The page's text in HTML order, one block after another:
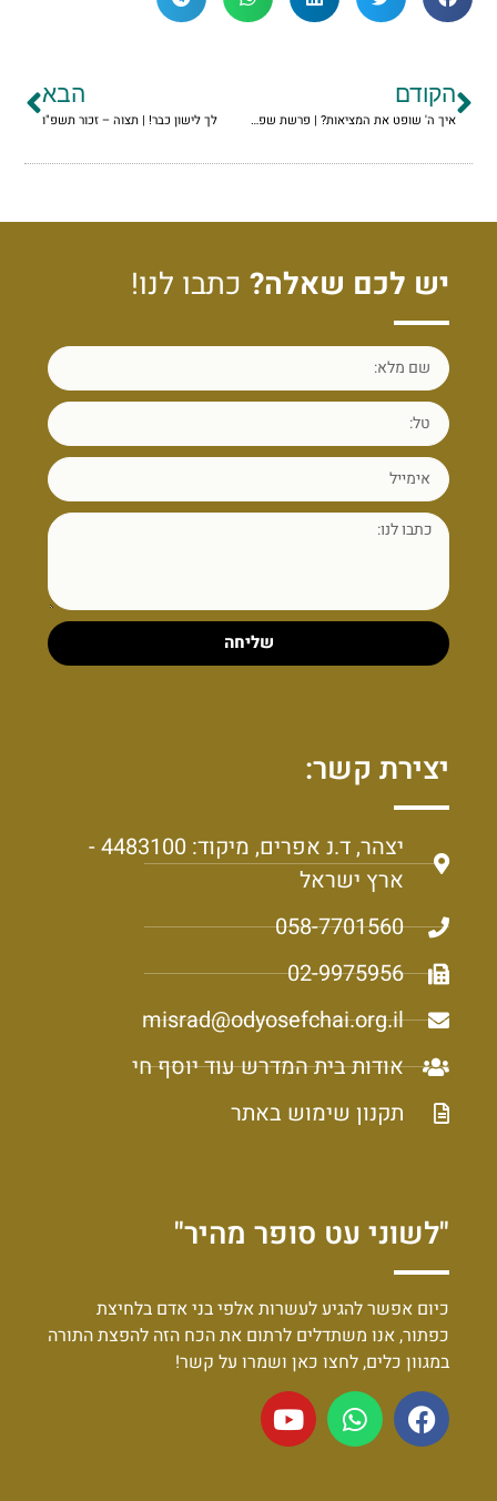
הקודם
איך ה' שופט את המציאות? | פרשת שפטים תשפ"ו
הבא
לך לישון כבר! | תצוה – זכור תשפ"ו
יש לכם שאלה? כתבו לנו!
שליחה
יצירת קשר:
יצהר, ד.נ אפרים, מיקוד: 4483100 -
ארץ ישראל
058-7701560
02-9975956
misrad@odyosefchai.org.il
אודות בית המדרש עוד יוסף חי
תקנון שימוש באתר
"לשוני עט סופר מהיר"
כיום אפשר להגיע לעשרות אלפי בני אדם בלחיצת
כפתור, אנו משתדלים לרתום את הכח הזה להפצת התורה
במגוון כלים, לחצו כאן ושמרו על קשר!